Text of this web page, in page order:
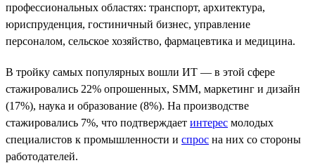
профессиональных областях: транспорт, архитектура,
юриспруденция, гостиничный бизнес, управление
персоналом, сельское хозяйство, фармацевтика и медицина.
В тройку самых популярных вошли ИТ — в этой сфере
стажировались 22% опрошенных, SMM, маркетинг и дизайн
(17%), наука и образование (8%). На производстве
стажировались 7%, что подтверждает интерес молодых
специалистов к промышленности и спрос на них со стороны
работодателей.